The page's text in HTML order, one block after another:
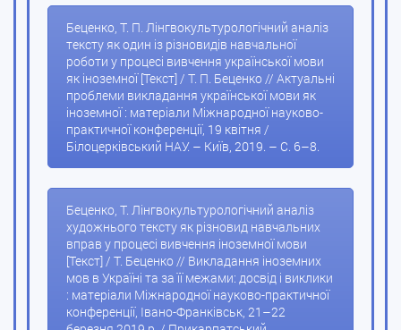
Беценко, Т. П. Лінгвокультурологічний аналіз
тексту як один із різновидів навчальної
роботи у процесі вивчення української мови
як іноземної [Текст] / Т. П. Беценко // Актуальні
проблеми викладання української мови як
іноземної : матеріали Міжнародної науково-
практичної конференції, 19 квітня /
Білоцерківський НАУ. – Київ, 2019. – С. 6–8.
Беценко, Т. Лінгвокультурологічний аналіз
художнього тексту як різновид навчальних
вправ у процесі вивчення іноземної мови
[Текст] / Т. Беценко // Викладання іноземних
мов в Україні та за її межами: досвід і виклики
: матеріали Міжнародної науково-практичної
конференції, Івано-Франківськ, 21–22